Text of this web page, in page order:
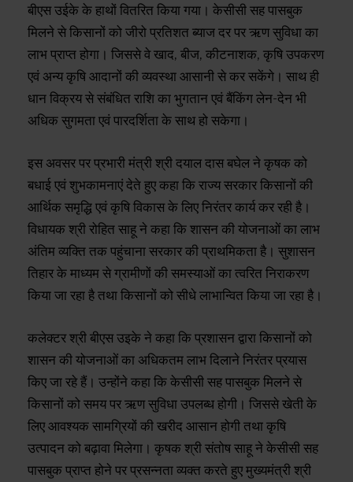
छत्तीसगढ़ सरकार की किसान हितैषी योजनाओं के प्रभावी
फिंगेश्वर के ग्राम पोखरा में आयोजित जनसमस्या निवारण शिविर में
कृषक श्री संतोष साहू को केसीसी सह पासबुक प्रदान किया गया।
यह केसीसी सह पासबुक खाद्य मंत्री एवं जिले के प्रभारी मंत्री श्री
दयाल दास बघेल, विधायक श्री रोहित साहू तथा कलेक्टर श्री
बीएस उईके के हाथों वितरित किया गया। केसीसी सह पासबुक
मिलने से किसानों को जीरो प्रतिशत ब्याज दर पर ऋण सुविधा का
लाभ प्राप्त होगा। जिससे वे खाद, बीज, कीटनाशक, कृषि उपकरण
धान विक्रय से संबंधित राशि का भुगतान एवं बैंकिंग लेन-देन भी
अधिक सुगमता एवं पारदर्शिता के साथ हो सकेगा।
इस अवसर पर प्रभारी मंत्री श्री दयाल दास बघेल ने कृषक को
बधाई एवं शुभकामनाएं देते हुए कहा कि राज्य सरकार किसानों की
आर्थिक समृद्धि एवं कृषि विकास के लिए निरंतर कार्य कर रही है।
विधायक श्री रोहित साहू ने कहा कि शासन की योजनाओं का लाभ